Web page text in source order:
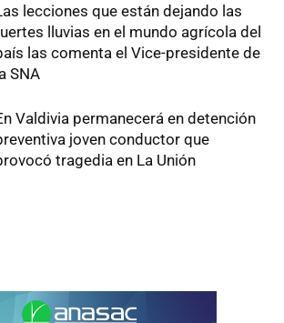
lecciones que están dejando las
lluvias en el mundo agrícola del
las comenta el Vice-presidente de
SNA
Valdivia permanecerá en detención
joven conductor que
tragedia en La Unión